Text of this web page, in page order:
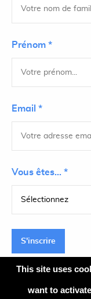
Prénom *
Email *
Vous êtes... *
S'inscrire
This site uses
want to activate